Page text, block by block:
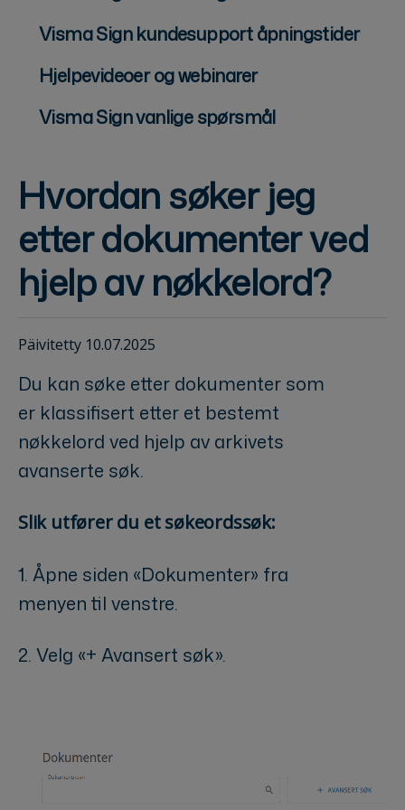
Visma Sign kundesupport åpningstider
Hjelpevideoer og webinarer
Visma Sign vanlige spørsmål
Hvordan søker jeg
etter dokumenter ved
hjelp av nøkkelord?
Päivitetty 10.07.2025
Du kan søke etter dokumenter som
er klassifisert etter et bestemt
nøkkelord ved hjelp av arkivets
avanserte søk.
Slik utfører du et søkeordssøk:
1. Åpne siden «Dokumenter» fra
menyen til venstre.
2. Velg «+ Avansert søk».